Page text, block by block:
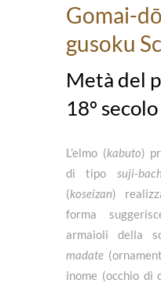
Gomai-
gusoku
Metà del
18º secolo
L’elmo (kabuto)
di tipo suji-
(koseizan)
forma
armaioli della
madate
inome (occhio di